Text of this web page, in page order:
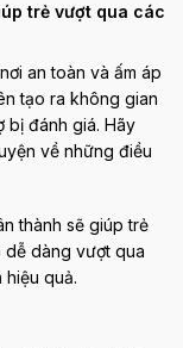
trẻ vượt qua các
an toàn và ấm áp
tạo ra không gian
bị đánh giá. Hãy
về những điều
thành sẽ giúp trẻ
dàng vượt qua
quả.